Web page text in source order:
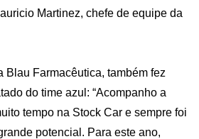
Martinez, chefe de equipe da
Blau Farmacêutica, também fez
do time azul: “Acompanho a
tempo na Stock Car e sempre foi
potencial. Para este ano,